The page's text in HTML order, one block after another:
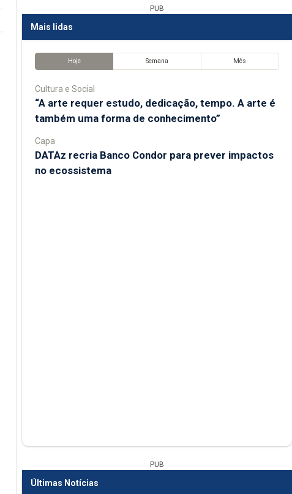
PUB
Mais lidas
Hoje Semana Mês
Cultura e Social
“A arte requer estudo, dedicação, tempo. A arte é
também uma forma de conhecimento”
Capa
DATAz recria Banco Condor para prever impactos
no ecossistema
PUB
Últimas Notícias